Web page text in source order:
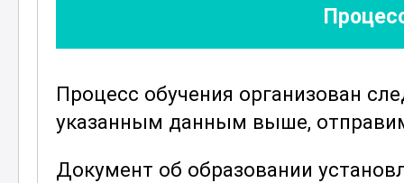
практиках и стандартах,
ошибок и обеспечить высокое
производством и продажей
Для тех, кто стремится превратить
предоставляется информация о
Процесс обучения организован
указанным данным выше,
Документ об образовании